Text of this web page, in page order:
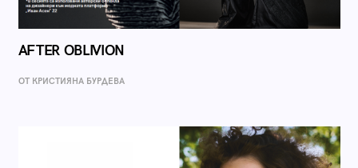
AFTER OBLIVION
ОТ КРИСТИЯНА БУРДЕВА